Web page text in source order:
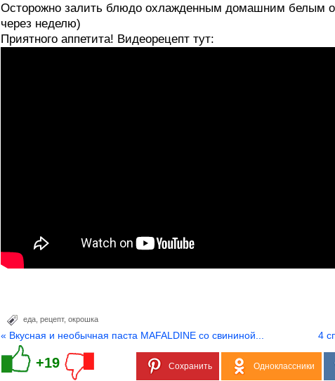
Осторожно залить блюдо охлажденным домашним белым
через неделю)
Приятного аппетита! Видеорецепт тут:
еда рецепт, окрошка
« Вкусная и необычная паста MAFALDINE со свининой... 4
+19 Сохранить Одноклассники